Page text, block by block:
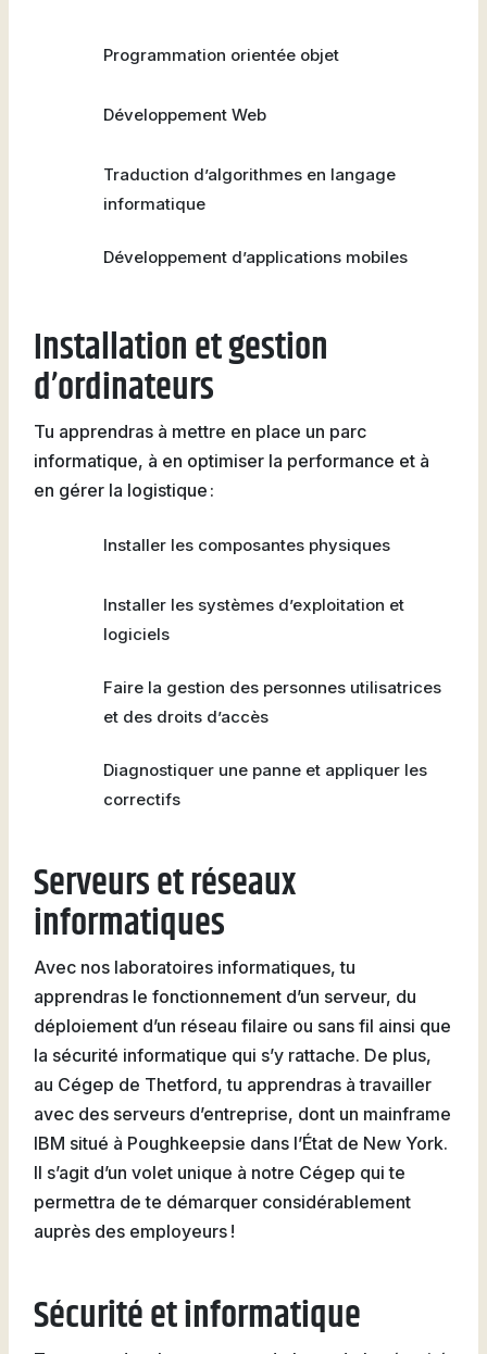
Programmation orientée objet
Développement Web
Traduction d’algorithmes en langage
informatique
Développement d’applications mobiles
Installation et gestion
d’ordinateurs
Tu apprendras à mettre en place un parc
informatique, à en optimiser la performance et à
en gérer la logistique :
Installer les composantes physiques
Installer les systèmes d’exploitation et
logiciels
Faire la gestion des personnes utilisatrices
et des droits d’accès
Diagnostiquer une panne et appliquer les
correctifs
Serveurs et réseaux
informatiques
Avec nos laboratoires informatiques, tu
apprendras le fonctionnement d’un serveur, du
déploiement d’un réseau filaire ou sans fil ainsi que
la sécurité informatique qui s’y rattache. De plus,
au Cégep de Thetford, tu apprendras à travailler
avec des serveurs d’entreprise, dont un mainframe
IBM situé à Poughkeepsie dans l’État de New York.
Il s’agit d’un volet unique à notre Cégep qui te
permettra de te démarquer considérablement
auprès des employeurs !
Sécurité et informatique